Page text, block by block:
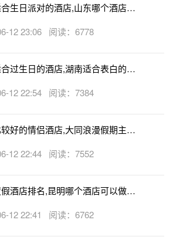
生日派对的酒店,山东哪个酒店有
12 23:06 阅读：6778
过生日的酒店,湖南适合表白的酒
12 22:54 阅读：7384
好的情侣酒店,大同浪漫假期主题
12 22:44 阅读：7552
酒店排名,昆明哪个酒店可以做求
12 22:41 阅读：6762